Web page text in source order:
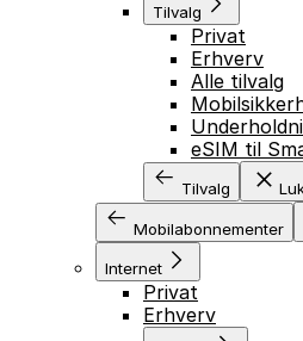
Tilvalg
Privat
Erhverv
Alle tilvalg
eSIM til
Tilvalg
Mobilabonnementer
Internet
Privat
Erhverv